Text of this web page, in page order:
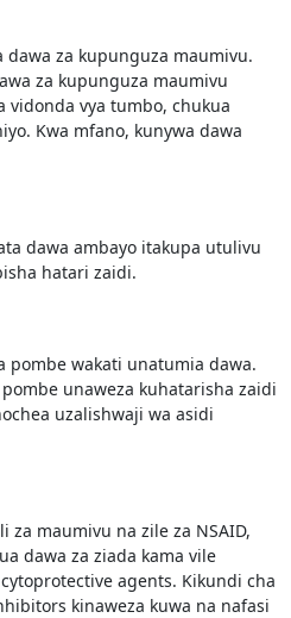
za kupunguza maumivu.
za kupunguza maumivu
vidonda vya tumbo, chukua
Kwa mfano, kunywa dawa
dawa ambayo itakupa utulivu
hatari zaidi.
pombe wakati unatumia dawa.
unaweza kuhatarisha zaidi
uzalishwaji wa asidi
maumivu na zile za NSAID,
dawa za ziada kama vile
agents. Kikundi cha
kinaweza kuwa na nafasi